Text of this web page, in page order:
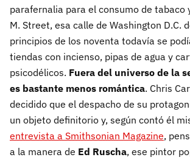
parafernalia para el consumo de tabaco
M. Street, esa calle de Washington D.C.
principios de los noventa todavía se
tiendas con incienso, pipas de agua y
psicodélicos. Fuera del universo de la
es bastante menos romántica. Chris
decidido que el despacho de su
un objeto definitorio y, según contó él
entrevista a Smithsonian Magazine,
a la manera de Ed Ruscha, ese pintor